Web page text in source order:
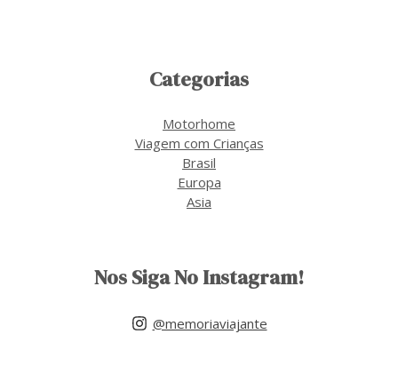
Categorias
Motorhome
Viagem com Crianças
Brasil
Europa
Asia
Nos Siga No Instagram!
@memoriaviajante